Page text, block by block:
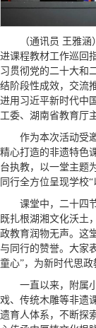
（通讯员 王雅
进课程教材工作巡回
习贯彻党的二十大和
结阶段性成效，交流
进用习近平新时代中
工委、湖南省教育厅
作为本次活动受
精心打造的非遗特色
台执教，以一堂主题
同行全方位呈现学校
课堂中，二十四
既扎根湖湘文化沃土
政教育润物无声。这
与同行的赞誉。大家
童心”，为新时代思政
一直以来，附属
戏、传统木雕等非遗
遗育人体系，不断探